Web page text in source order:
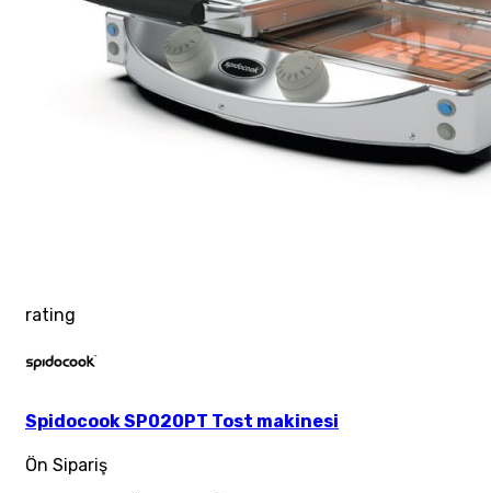
rating
Spidocook SP020PT Tost makinesi
Ön Sipariş